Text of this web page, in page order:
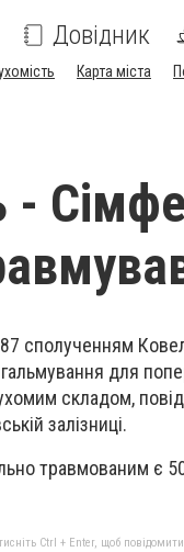
Довідник
Карта міста
-
сполученням
для
складом,
залізниці.
травмованим є
Ctrl + Enter, щоб